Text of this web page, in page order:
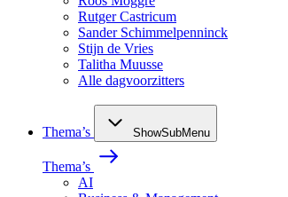
Rutger Castricum
Sander Schimmelpenninck
Stijn de Vries
Talitha Muusse
Alle dagvoorzitters
Thema’s ShowSubMenu
Thema’s
AI